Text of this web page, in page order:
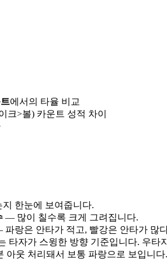
에서의 타율 비교
크>볼) 카운트 성적 차이
한눈에 보여줍니다.
— 많이 칠수록 크게 그려집니다.
랑은 안타가 적고, 빨강은 안타가 많
타자가 스윙한 방향 기준입니다. 우타
아웃 처리돼서 보통 파랑으로 보입니다.